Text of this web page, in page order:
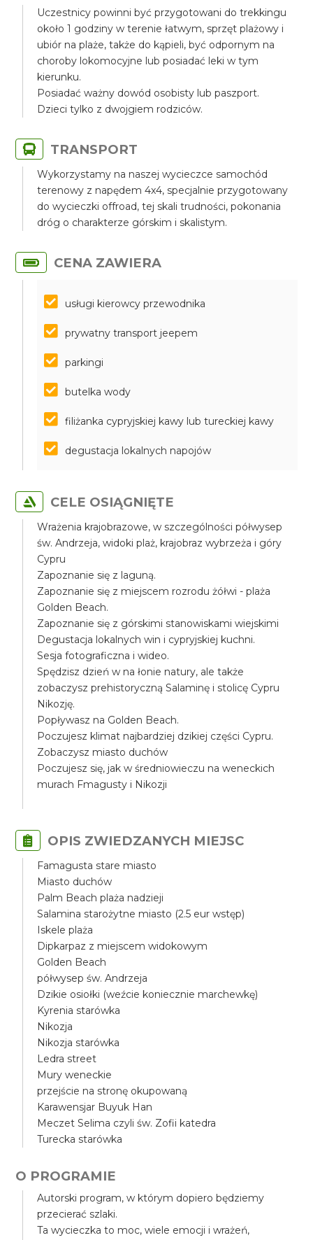
Uczestnicy powinni być przygotowani do trekkingu
około 1 godziny w terenie łatwym, sprzęt plażowy i
ubiór na plaże, także do kąpieli, być odpornym na
choroby lokomocyjne lub posiadać leki w tym
kierunku.
Posiadać ważny dowód osobisty lub paszport.
Dzieci tylko z dwojgiem rodziców.
TRANSPORT
Wykorzystamy na naszej wycieczce samochód
terenowy z napędem 4x4, specjalnie przygotowany
do wycieczki offroad, tej skali trudności, pokonania
dróg o charakterze górskim i skalistym.
CENA ZAWIERA
usługi kierowcy przewodnika
prywatny transport jeepem
parkingi
butelka wody
filiżanka cypryjskiej kawy lub tureckiej kawy
degustacja lokalnych napojów
CELE OSIĄGNIĘTE
Wrażenia krajobrazowe, w szczególności półwysep
św. Andrzeja, widoki plaż, krajobraz wybrzeża i góry
Cypru
Zapoznanie się z laguną.
Zapoznanie się z miejscem rozrodu żółwi - plaża
Golden Beach.
Zapoznanie się z górskimi stanowiskami wiejskimi
Degustacja lokalnych win i cypryjskiej kuchni.
Sesja fotograficzna i wideo.
Spędzisz dzień w na łonie natury, ale także
zobaczysz prehistoryczną Salaminę i stolicę Cypru
Nikozję.
Popływasz na Golden Beach.
Poczujesz klimat najbardziej dzikiej części Cypru.
Zobaczysz miasto duchów
Poczujesz się, jak w średniowieczu na weneckich
murach Fmagusty i Nikozji
OPIS ZWIEDZANYCH MIEJSC
Famagusta stare miasto
Miasto duchów
Palm Beach plaża nadzieji
Salamina starożytne miasto (2.5 eur wstęp)
Iskele plaża
Dipkarpaz z miejscem widokowym
Golden Beach
półwysep św. Andrzeja
Dzikie osiołki (weźcie koniecznie marchewkę)
Kyrenia starówka
Nikozja
Nikozja starówka
Ledra street
Mury weneckie
przejście na stronę okupowaną
Karawensjar Buyuk Han
Meczet Selima czyli św. Zofii katedra
Turecka starówka
O PROGRAMIE
Autorski program, w którym dopiero będziemy
przecierać szlaki.
Ta wycieczka to moc, wiele emocji i wrażeń,